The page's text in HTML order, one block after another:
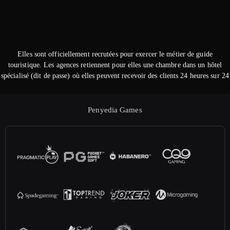
Elles sont officiellement recrutées pour exercer le métier de guide
touristique. Les agences retiennent pour elles une chambre dans un hôtel
spécialisé (dit de passe) où elles peuvent recevoir des clients 24 heures sur 24
Penyedia Games